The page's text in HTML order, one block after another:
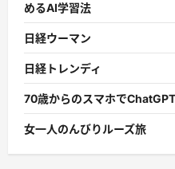
めるAI学習法
日経ウーマン
日経トレンディ
70歳からのスマホでChatGPT
女一人のんびりルーズ旅